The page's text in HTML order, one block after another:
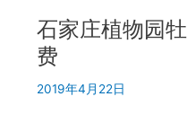
边
游
怎
么
石家庄植物园
费
2019年4月22日